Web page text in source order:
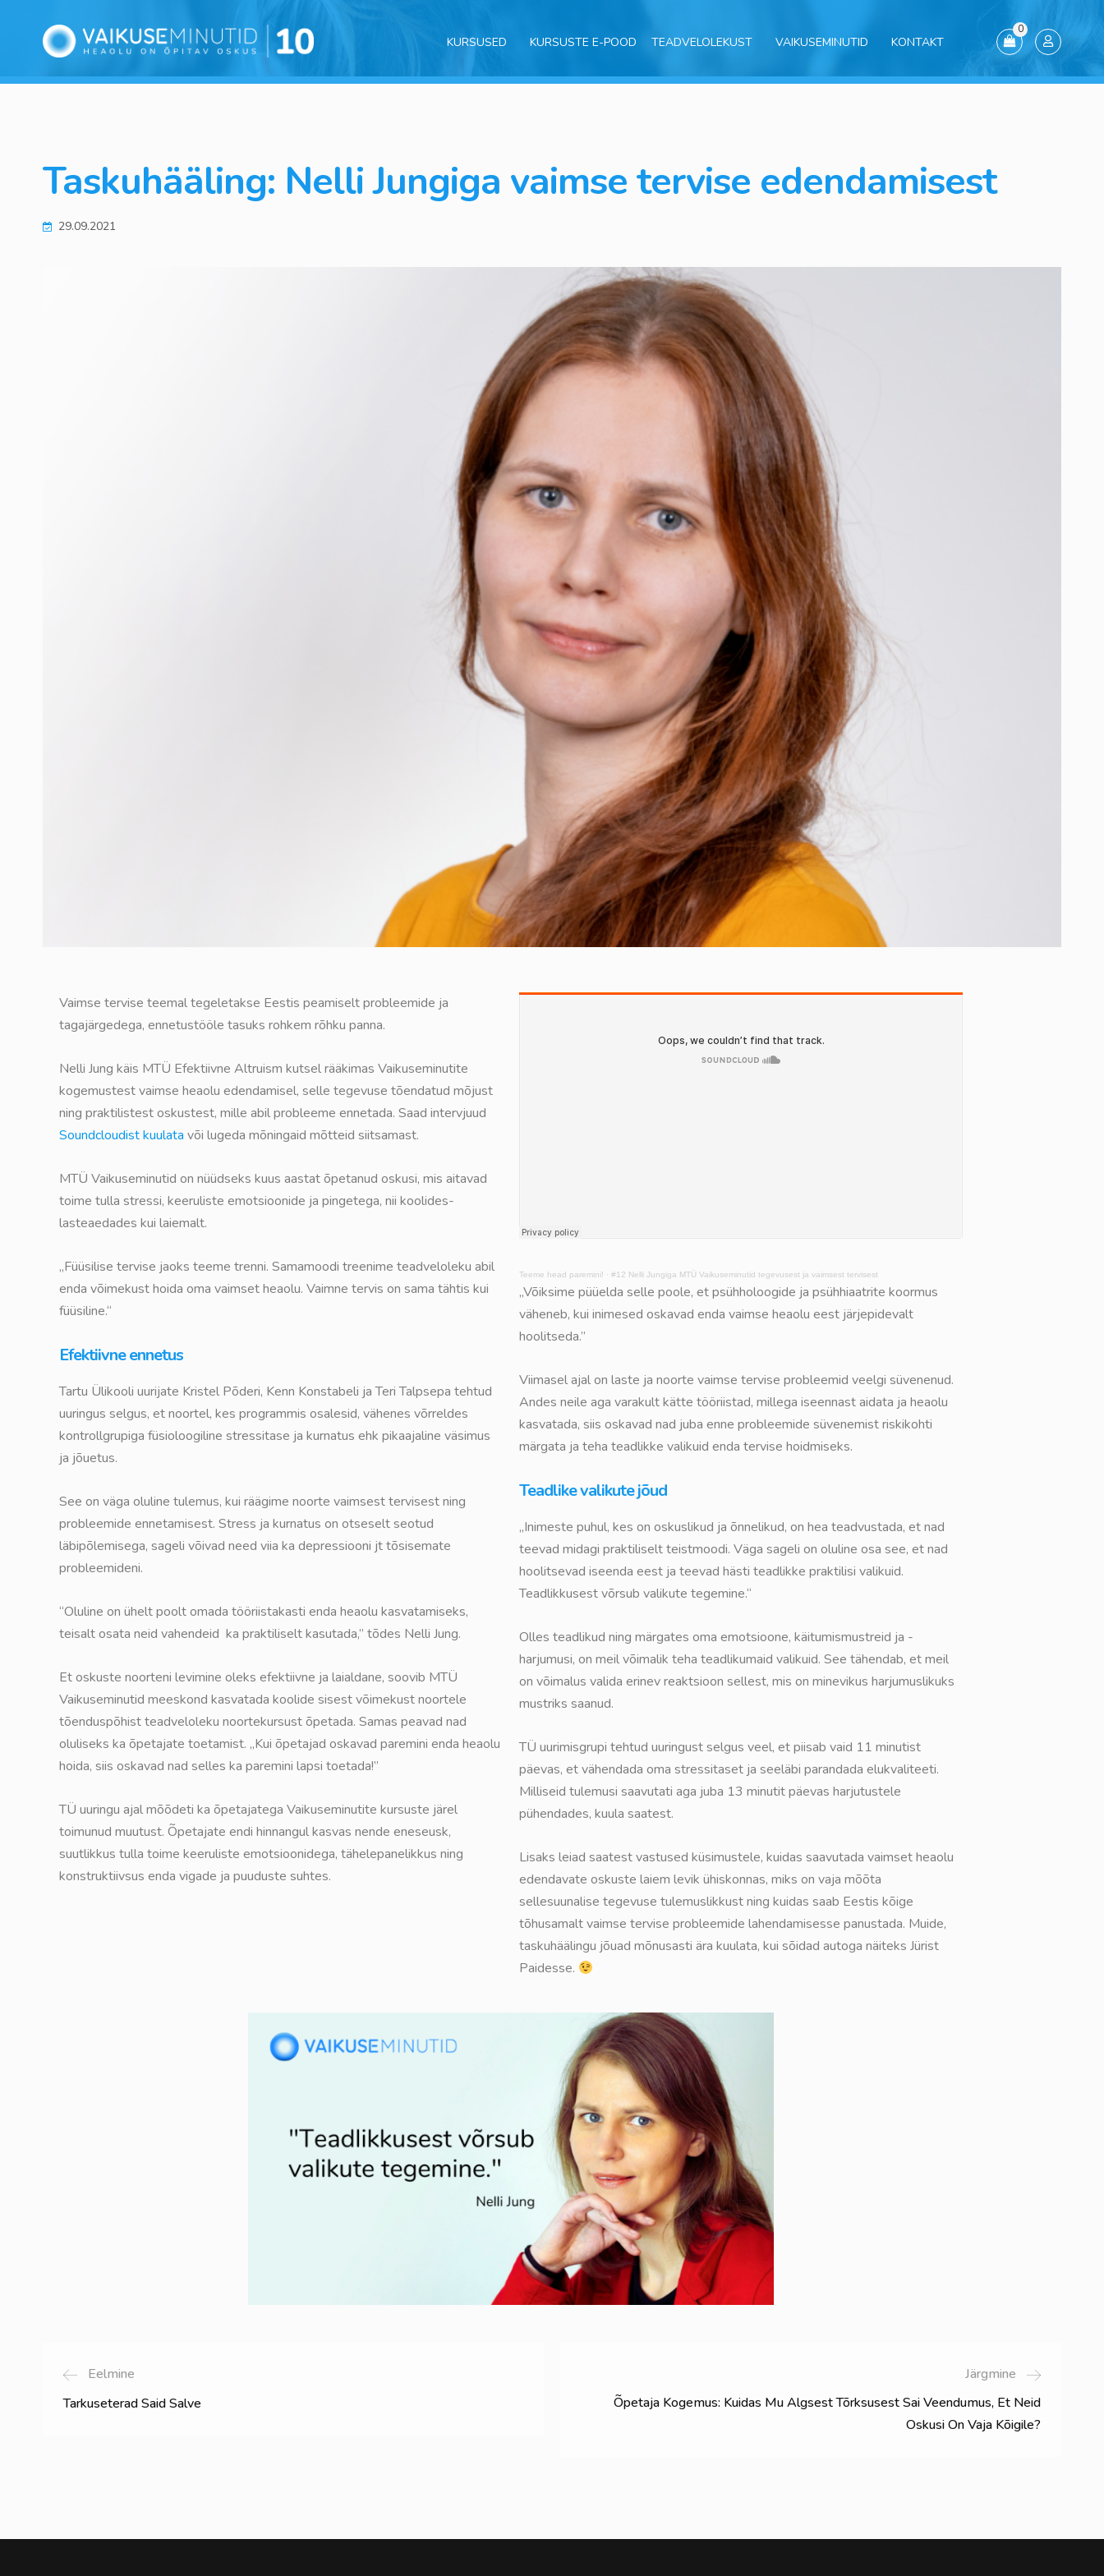
KURSUSED KURSUSTE E-POOD TEADVELOLEKUST VAIKUSEMINUTID KONTAKT
0
Taskuhääling: Nelli Jungiga vaimse tervise edendamisest
29.09.2021
Vaimse tervise teemal tegeletakse Eestis peamiselt probleemide ja
tagajärgedega, ennetustööle tasuks rohkem rõhku panna.
Nelli Jung käis MTÜ Efektiivne Altruism kutsel rääkimas Vaikuseminutite
kogemustest vaimse heaolu edendamisel, selle tegevuse tõendatud mõjust
ning praktilistest oskustest, mille abil probleeme ennetada. Saad intervjuud
Soundcloudist kuulata või lugeda mõningaid mõtteid siitsamast.
MTÜ Vaikuseminutid on nüüdseks kuus aastat õpetanud oskusi, mis aitavad
toime tulla stressi, keeruliste emotsioonide ja pingetega, nii koolides-
lasteaedades kui laiemalt.
„Füüsilise tervise jaoks teeme trenni. Samamoodi treenime teadveloleku abil
enda võimekust hoida oma vaimset heaolu. Vaimne tervis on sama tähtis kui
füüsiline.“
Efektiivne ennetus
Tartu Ülikooli uurijate Kristel Põderi, Kenn Konstabeli ja Teri Talpsepa tehtud
uuringus selgus, et noortel, kes programmis osalesid, vähenes võrreldes
kontrollgrupiga füsioloogiline stressitase ja kurnatus ehk pikaajaline väsimus
ja jõuetus.
See on väga oluline tulemus, kui räägime noorte vaimsest tervisest ning
probleemide ennetamisest. Stress ja kurnatus on otseselt seotud
läbipõlemisega, sageli võivad need viia ka depressiooni jt tõsisemate
probleemideni.
“Oluline on ühelt poolt omada tööriistakasti enda heaolu kasvatamiseks,
teisalt osata neid vahendeid ka praktiliselt kasutada,” tõdes Nelli Jung.
Et oskuste noorteni levimine oleks efektiivne ja laialdane, soovib MTÜ
Vaikuseminutid meeskond kasvatada koolide sisest võimekust noortele
tõenduspõhist teadveloleku noortekursust õpetada. Samas peavad nad
oluliseks ka õpetajate toetamist. „Kui õpetajad oskavad paremini enda heaolu
hoida, siis oskavad nad selles ka paremini lapsi toetada!”
TÜ uuringu ajal mõõdeti ka õpetajatega Vaikuseminutite kursuste järel
toimunud muutust. Õpetajate endi hinnangul kasvas nende eneseusk,
suutlikkus tulla toime keeruliste emotsioonidega, tähelepanelikkus ning
konstruktiivsus enda vigade ja puuduste suhtes.
Teeme head paremini! · #12 Nelli Jungiga MTÜ Vaikuseminutid tegevusest ja vaimsest tervisest
„Võiksime püüelda selle poole, et psühholoogide ja psühhiaatrite koormus
väheneb, kui inimesed oskavad enda vaimse heaolu eest järjepidevalt
hoolitseda.”
Viimasel ajal on laste ja noorte vaimse tervise probleemid veelgi süvenenud.
Andes neile aga varakult kätte tööriistad, millega iseennast aidata ja heaolu
kasvatada, siis oskavad nad juba enne probleemide süvenemist riskikohti
märgata ja teha teadlikke valikuid enda tervise hoidmiseks.
Teadlike valikute jõud
„Inimeste puhul, kes on oskuslikud ja õnnelikud, on hea teadvustada, et nad
teevad midagi praktiliselt teistmoodi. Väga sageli on oluline osa see, et nad
hoolitsevad iseenda eest ja teevad hästi teadlikke praktilisi valikuid.
Teadlikkusest võrsub valikute tegemine.“
Olles teadlikud ning märgates oma emotsioone, käitumismustreid ja -
harjumusi, on meil võimalik teha teadlikumaid valikuid. See tähendab, et meil
on võimalus valida erinev reaktsioon sellest, mis on minevikus harjumuslikuks
mustriks saanud.
TÜ uurimisgrupi tehtud uuringust selgus veel, et piisab vaid 11 minutist
päevas, et vähendada oma stressitaset ja seeläbi parandada elukvaliteeti.
Milliseid tulemusi saavutati aga juba 13 minutit päevas harjutustele
pühendades, kuula saatest.
Lisaks leiad saatest vastused küsimustele, kuidas saavutada vaimset heaolu
edendavate oskuste laiem levik ühiskonnas, miks on vaja mõõta
sellesuunalise tegevuse tulemuslikkust ning kuidas saab Eestis kõige
tõhusamalt vaimse tervise probleemide lahendamisesse panustada. Muide,
taskuhäälingu jõuad mõnusasti ära kuulata, kui sõidad autoga näiteks Jürist
Paidesse.
Eelmine
Tarkuseterad Said Salve
Järgmine
Õpetaja Kogemus: Kuidas Mu Algsest Tõrksusest Sai Veendumus, Et Neid
Oskusi On Vaja Kõigile?